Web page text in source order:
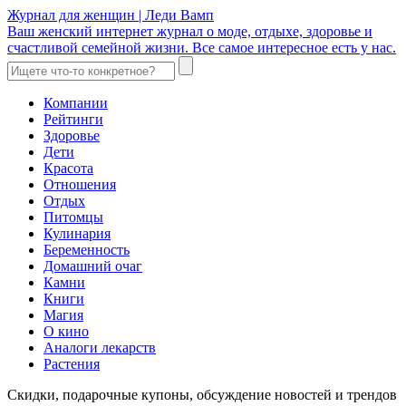
Журнал для женщин | Леди Вамп
Ваш женский интернет журнал о моде, отдыхе, здоровье и
счастливой семейной жизни. Все самое интересное есть у нас.
Компании
Рейтинги
Здоровье
Дети
Красота
Отношения
Отдых
Питомцы
Кулинария
Беременность
Домашний очаг
Камни
Книги
Магия
О кино
Аналоги лекарств
Растения
Скидки, подарочные купоны, обсуждение новостей и трендов